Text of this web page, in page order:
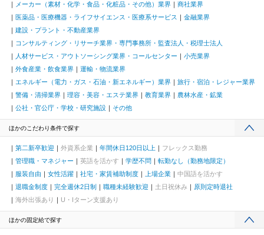
メーカー（素材・化学・食品・化粧品・その他）業界
商社業界
医薬品・医療機器・ライフサイエンス・医療系サービス
金融業界
建設・プラント・不動産業界
コンサルティング・リサーチ業界・専門事務所・監査法人・税理士法人
人材サービス・アウトソーシング業界・コールセンター
小売業界
外食産業・飲食業界
運輸・物流業界
エネルギー（電力・ガス・石油・新エネルギー）業界
旅行・宿泊・レジャー業界
警備・清掃業界
理容・美容・エステ業界 教育業界
農林水産・鉱業
公社・官公庁・学校・研究施設
その他
ほかのこだわり条件で探す
第二新卒歓迎 外資系企業 年間休日120日以上
フレックス勤務
管理職・マネジャー
英語を活かす 学歴不問
転勤なし（勤務地限定）
服装自由
女性活躍 社宅・家賃補助制度 上場企業
中国語を活かす
退職金制度
完全週休2日制 職種未経験歓迎 土日祝休み
原則定時退社
海外出張あり
U・Iターン支援あり
ほかの固定給で探す